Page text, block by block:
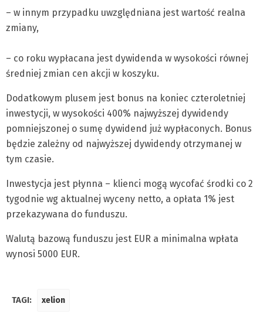
– w innym przypadku uwzględniana jest wartość realna
zmiany,
– co roku wypłacana jest dywidenda w wysokości równej
średniej zmian cen akcji w koszyku.
Dodatkowym plusem jest bonus na koniec czteroletniej
inwestycji, w wysokości 400% najwyższej dywidendy
pomniejszonej o sumę dywidend już wypłaconych. Bonus
będzie zależny od najwyższej dywidendy otrzymanej w
tym czasie.
Inwestycja jest płynna – klienci mogą wycofać środki co 2
tygodnie wg aktualnej wyceny netto, a opłata 1% jest
przekazywana do funduszu.
Walutą bazową funduszu jest EUR a minimalna wpłata
wynosi 5000 EUR.
TAGI: xelion